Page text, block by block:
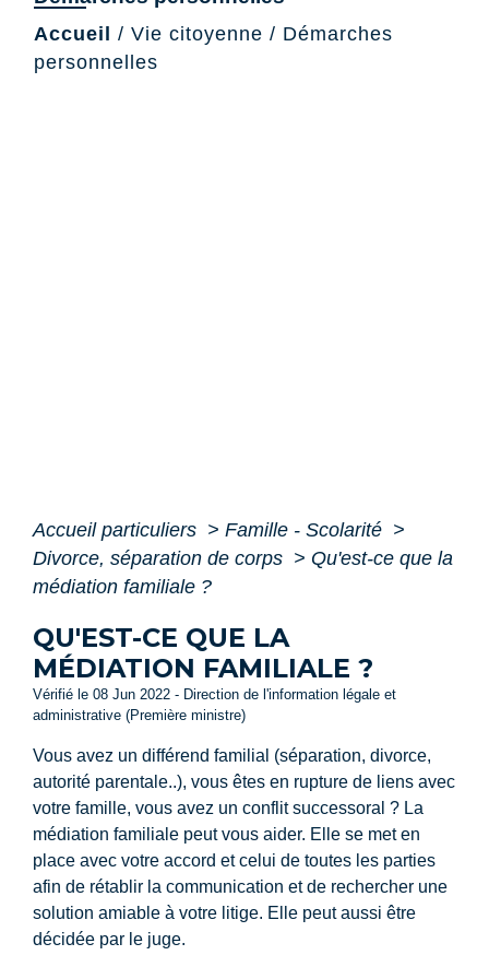
Accueil / Vie citoyenne / Démarches
personnelles
Accueil particuliers > Famille - Scolarité >
Divorce, séparation de corps > Qu'est-ce que la
médiation familiale ?
QU'EST-CE QUE LA
MÉDIATION FAMILIALE ?
Vérifié le 08 Jun 2022 - Direction de l'information légale et
administrative (Première ministre)
Vous avez un différend familial (séparation, divorce,
autorité parentale..), vous êtes en rupture de liens avec
votre famille, vous avez un conflit successoral ? La
médiation familiale peut vous aider. Elle se met en
place avec votre accord et celui de toutes les parties
afin de rétablir la communication et de rechercher une
solution amiable à votre litige. Elle peut aussi être
décidée par le juge.